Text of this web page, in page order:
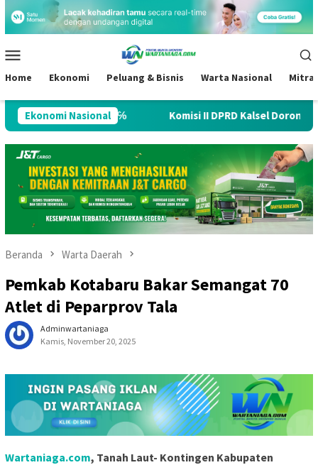
Loncat
ke
konten
Mobile
Home Ekonomi Peluang & Bisnis Warta Nasional Mitra
Ekonomi Nasional
8℅ Komisi II DPRD Kalsel Dorong Penguatan Modal
Beranda Warta Daerah
Pemkab Kotabaru Bakar Semangat 70
Atlet di Peparprov Tala
Adminwartaniaga
Kamis, November 20, 2025
Wartaniaga.com, Tanah Laut- Kontingen Kabupaten